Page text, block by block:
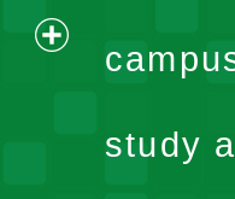
expand
menustudy